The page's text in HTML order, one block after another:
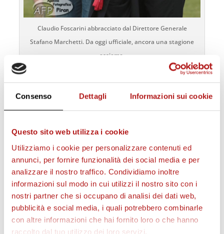
Consenso Dettagli Informazioni sui cookie
Questo sito web utilizza i cookie
Utilizziamo i cookie per personalizzare contenuti ed
annunci, per fornire funzionalità dei social media e per
analizzare il nostro traffico. Condividiamo inoltre
informazioni sul modo in cui utilizzi il nostro sito con i
nostri partner che si occupano di analisi dei dati web,
pubblicità e social media, i quali potrebbero combinarle
con altre informazioni che hai fornito loro o che hanno
raccolto dal tuo utilizzo dei loro servizi.
Claudio Foscarini abbracciato dal Direttore Generale
Stafano Marchetti. Da oggi ufficiale, ancora una stagione
assieme.